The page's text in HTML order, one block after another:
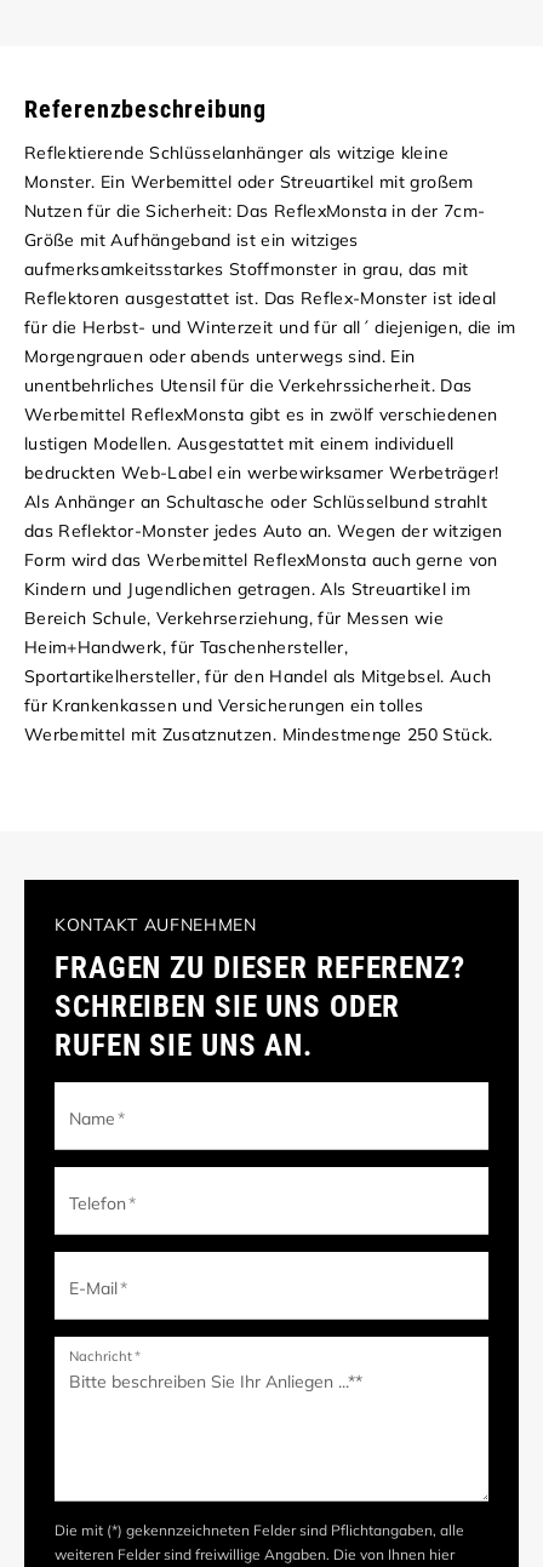
Referenzbeschreibung
Reflektierende Schlüsselanhänger als witzige kleine
Monster. Ein Werbemittel oder Streuartikel mit großem
Nutzen für die Sicherheit: Das ReflexMonsta in der 7cm-
Größe mit Aufhängeband ist ein witziges
aufmerksamkeitsstarkes Stoffmonster in grau, das mit
Reflektoren ausgestattet ist. Das Reflex-Monster ist ideal
für die Herbst- und Winterzeit und für all´ diejenigen, die im
Morgengrauen oder abends unterwegs sind. Ein
unentbehrliches Utensil für die Verkehrssicherheit. Das
Werbemittel ReflexMonsta gibt es in zwölf verschiedenen
lustigen Modellen. Ausgestattet mit einem individuell
bedruckten Web-Label ein werbewirksamer Werbeträger!
Als Anhänger an Schultasche oder Schlüsselbund strahlt
das Reflektor-Monster jedes Auto an. Wegen der witzigen
Form wird das Werbemittel ReflexMonsta auch gerne von
Kindern und Jugendlichen getragen. Als Streuartikel im
Bereich Schule, Verkehrserziehung, für Messen wie
Heim+Handwerk, für Taschenhersteller,
Sportartikelhersteller, für den Handel als Mitgebsel. Auch
für Krankenkassen und Versicherungen ein tolles
Werbemittel mit Zusatznutzen. Mindestmenge 250 Stück.
KONTAKT AUFNEHMEN
FRAGEN ZU DIESER REFERENZ?
SCHREIBEN SIE UNS ODER
RUFEN SIE UNS AN.
Name*
Telefon*
E-Mail*
Nachricht*
Die mit (*) gekennzeichneten Felder sind Pflichtangaben, alle
weiteren Felder sind freiwillige Angaben. Die von Ihnen hier